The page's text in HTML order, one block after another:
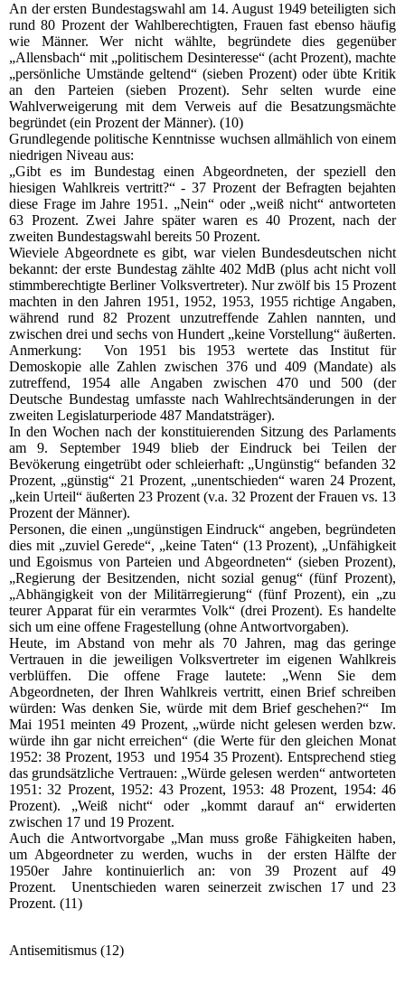
An der ersten Bundestagswahl am 14. August 1949 beteiligten sich
rund 80 Prozent der Wahlberechtigten, Frauen fast ebenso häufig
wie Männer. Wer nicht wählte, begründete dies gegenüber
„Allensbach“ mit „politischem Desinteresse“ (acht Prozent), machte
„persönliche Umstände geltend“ (sieben Prozent) oder übte Kritik
an den Parteien (sieben Prozent). Sehr selten wurde eine
Wahlverweigerung mit dem Verweis auf die Besatzungsmächte
begründet (ein Prozent der Männer). (10)
Grundlegende politische Kenntnisse wuchsen allmählich von einem
niedrigen Niveau aus:
„Gibt es im Bundestag einen Abgeordneten, der speziell den
hiesigen Wahlkreis vertritt?“ - 37 Prozent der Befragten bejahten
diese Frage im Jahre 1951. „Nein“ oder „weiß nicht“ antworteten
63 Prozent. Zwei Jahre später waren es 40 Prozent, nach der
zweiten Bundestagswahl bereits 50 Prozent.
Wieviele Abgeordnete es gibt, war vielen Bundesdeutschen nicht
bekannt: der erste Bundestag zählte 402 MdB (plus acht nicht voll
stimmberechtigte Berliner Volksvertreter). Nur zwölf bis 15 Prozent
machten in den Jahren 1951, 1952, 1953, 1955 richtige Angaben,
während rund 82 Prozent unzutreffende Zahlen nannten, und
zwischen drei und sechs von Hundert „keine Vorstellung“ äußerten.
Anmerkung: Von 1951 bis 1953 wertete das Institut für
Demoskopie alle Zahlen zwischen 376 und 409 (Mandate) als
zutreffend, 1954 alle Angaben zwischen 470 und 500 (der
Deutsche Bundestag umfasste nach Wahlrechtsänderungen in der
zweiten Legislaturperiode 487 Mandatsträger).
In den Wochen nach der konstituierenden Sitzung des Parlaments
am 9. September 1949 blieb der Eindruck bei Teilen der
Bevökerung eingetrübt oder schleierhaft: „Ungünstig“ befanden 32
Prozent, „günstig“ 21 Prozent, „unentschieden“ waren 24 Prozent,
„kein Urteil“ äußerten 23 Prozent (v.a. 32 Prozent der Frauen vs. 13
Prozent der Männer).
Personen, die einen „ungünstigen Eindruck“ angeben, begründeten
dies mit „zuviel Gerede“, „keine Taten“ (13 Prozent), „Unfähigkeit
und Egoismus von Parteien und Abgeordneten“ (sieben Prozent),
„Regierung der Besitzenden, nicht sozial genug“ (fünf Prozent),
„Abhängigkeit von der Militärregierung“ (fünf Prozent), ein „zu
teurer Apparat für ein verarmtes Volk“ (drei Prozent). Es handelte
sich um eine offene Fragestellung (ohne Antwortvorgaben).
Heute, im Abstand von mehr als 70 Jahren, mag das geringe
Vertrauen in die jeweiligen Volksvertreter im eigenen Wahlkreis
verblüffen. Die offene Frage lautete: „Wenn Sie dem
Abgeordneten, der Ihren Wahlkreis vertritt, einen Brief schreiben
würden: Was denken Sie, würde mit dem Brief geschehen?“ Im
Mai 1951 meinten 49 Prozent, „würde nicht gelesen werden bzw.
würde ihn gar nicht erreichen“ (die Werte für den gleichen Monat
1952: 38 Prozent, 1953 und 1954 35 Prozent). Entsprechend stieg
das grundsätzliche Vertrauen: „Würde gelesen werden“ antworteten
1951: 32 Prozent, 1952: 43 Prozent, 1953: 48 Prozent, 1954: 46
Prozent). „Weiß nicht“ oder „kommt darauf an“ erwiderten
zwischen 17 und 19 Prozent.
Auch die Antwortvorgabe „Man muss große Fähigkeiten haben,
um Abgeordneter zu werden, wuchs in der ersten Hälfte der
1950er Jahre kontinuierlich an: von 39 Prozent auf 49
Prozent. Unentschieden waren seinerzeit zwischen 17 und 23
Prozent. (11)
Antisemitismus (12)